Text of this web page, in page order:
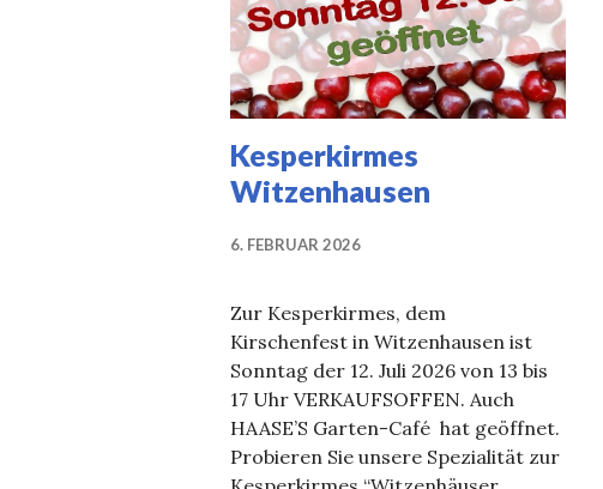
Kesperkirmes
Witzenhausen
6. FEBRUAR 2026
Zur Kesperkirmes, dem
Kirschenfest in Witzenhausen ist
Sonntag der 12. Juli 2026 von 13 bis
17 Uhr VERKAUFSOFFEN. Auch
HAASE’S Garten-Café hat geöffnet.
Probieren Sie unsere Spezialität zur